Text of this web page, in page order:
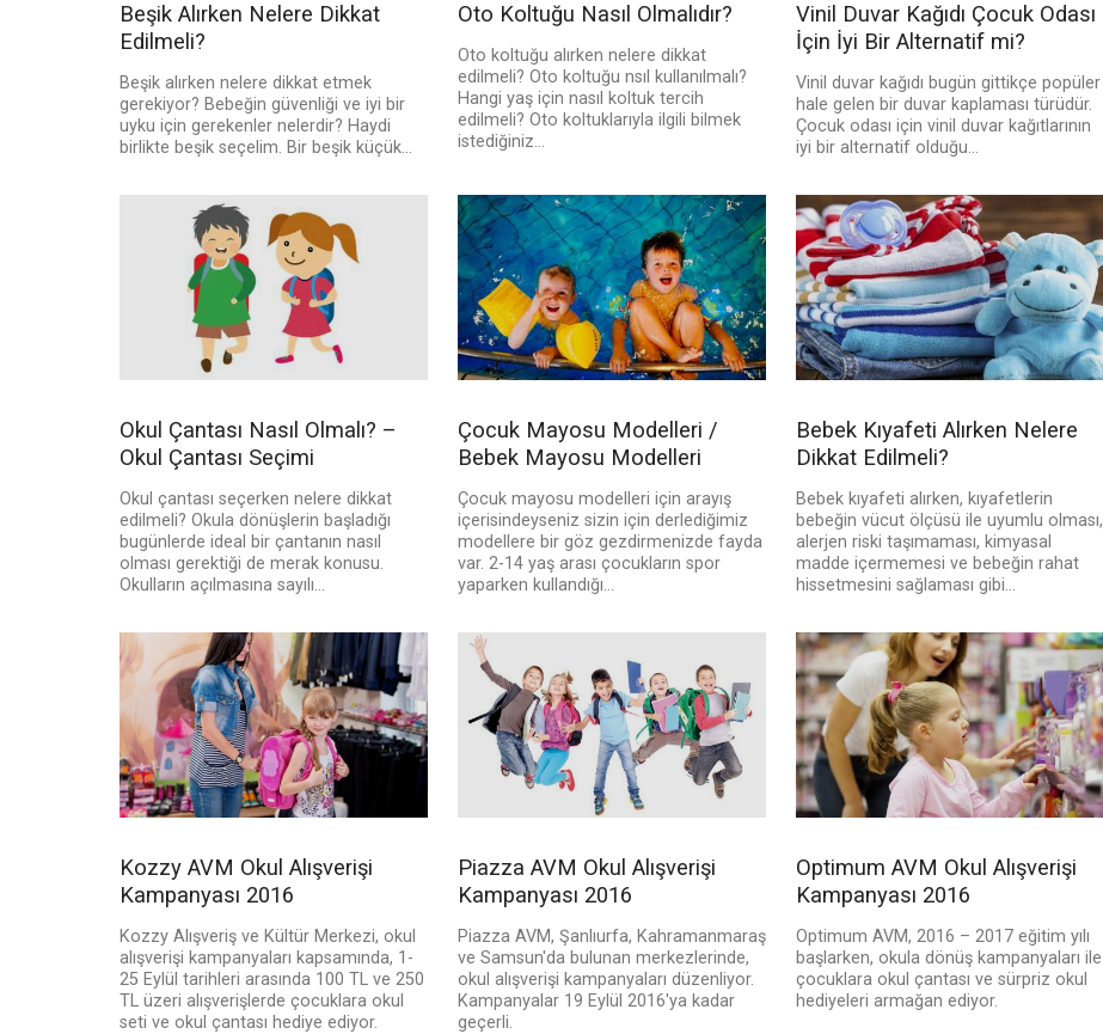
Beşik Alırken Nelere Dikkat
Edilmeli?
Beşik alırken nelere dikkat etmek
gerekiyor? Bebeğin güvenliği ve iyi bir
uyku için gerekenler nelerdir? Haydi
birlikte beşik seçelim. Bir beşik küçük...
Oto Koltuğu Nasıl Olmalıdır?
Oto koltuğu alırken nelere dikkat
edilmeli? Oto koltuğu nsıl kullanılmalı?
Hangi yaş için nasıl koltuk tercih
edilmeli? Oto koltuklarıyla ilgili bilmek
istediğiniz...
Vinil Duvar Kağıdı Çocuk Odası
İçin İyi Bir Alternatif mi?
Vinil duvar kağıdı bugün gittikçe popüler
hale gelen bir duvar kaplaması türüdür.
Çocuk odası için vinil duvar kağıtlarının
iyi bir alternatif olduğu...
Okul Çantası Nasıl Olmalı? –
Okul Çantası Seçimi
Okul çantası seçerken nelere dikkat
edilmeli? Okula dönüşlerin başladığı
bugünlerde ideal bir çantanın nasıl
olması gerektiği de merak konusu.
Okulların açılmasına sayılı...
Çocuk Mayosu Modelleri /
Bebek Mayosu Modelleri
Çocuk mayosu modelleri için arayış
içerisindeyseniz sizin için derlediğimiz
modellere bir göz gezdirmenizde fayda
var. 2-14 yaş arası çocukların spor
yaparken kullandığı...
Bebek Kıyafeti Alırken Nelere
Dikkat Edilmeli?
Bebek kıyafeti alırken, kıyafetlerin
bebeğin vücut ölçüsü ile uyumlu olması,
alerjen riski taşımaması, kimyasal
madde içermemesi ve bebeğin rahat
hissetmesini sağlaması gibi...
Kozzy AVM Okul Alışverişi
Kampanyası 2016
Kozzy Alışveriş ve Kültür Merkezi, okul
alışverişi kampanyaları kapsamında, 1-
25 Eylül tarihleri arasında 100 TL ve 250
TL üzeri alışverişlerde çocuklara okul
seti ve okul çantası hediye ediyor.
Piazza AVM Okul Alışverişi
Kampanyası 2016
Piazza AVM, Şanlıurfa, Kahramanmaraş
ve Samsun'da bulunan merkezlerinde,
okul alışverişi kampanyaları düzenliyor.
Kampanyalar 19 Eylül 2016'ya kadar
geçerli.
Optimum AVM Okul Alışverişi
Kampanyası 2016
Optimum AVM, 2016 – 2017 eğitim yılı
başlarken, okula dönüş kampanyaları ile
çocuklara okul çantası ve sürpriz okul
hediyeleri armağan ediyor.